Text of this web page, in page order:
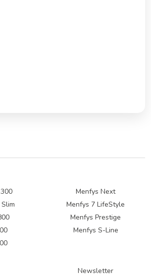
Menfys Next
Menfys 7 LifeStyle
Menfys Prestige
Menfys S-Line
Newsletter